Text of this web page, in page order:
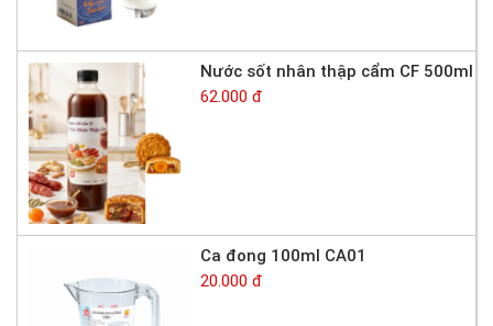
Nước sốt nhân thập cẩm CF 500ml
62.000 đ
Ca đong 100ml CA01
20.000 đ